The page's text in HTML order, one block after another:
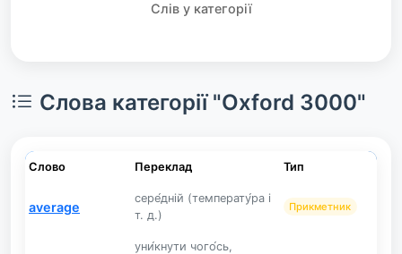
Слів у категорії
Слова категорії "Oxford 3000"
Слово Переклад Тип
average
сере́дній (температу́ра і
т. д.)
Прикметник
уни́кнути чого́сь,